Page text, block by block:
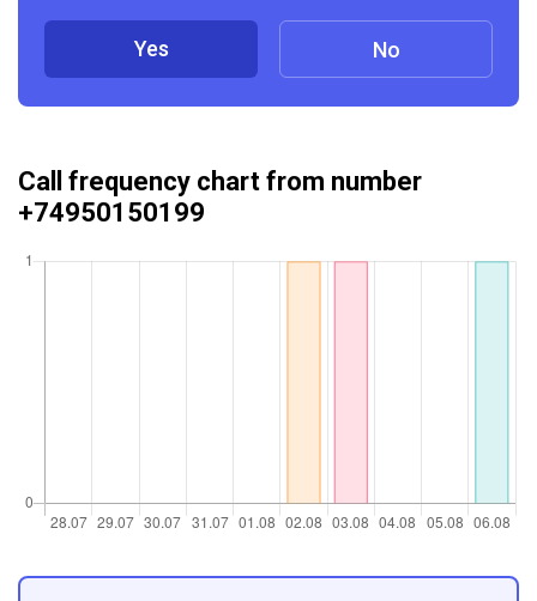
Yes No
Call frequency chart from number
+74950150199